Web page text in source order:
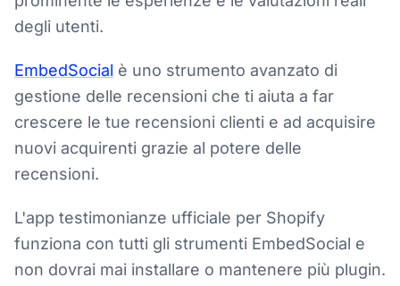
degli utenti.
EmbedSocial è uno strumento avanzato di
gestione delle recensioni che ti aiuta a far
crescere le tue recensioni clienti e ad acquisire
nuovi acquirenti grazie al potere delle
recensioni.
L'app testimonianze ufficiale per Shopify
funziona con tutti gli strumenti EmbedSocial e
non dovrai mai installare o mantenere più plugin.